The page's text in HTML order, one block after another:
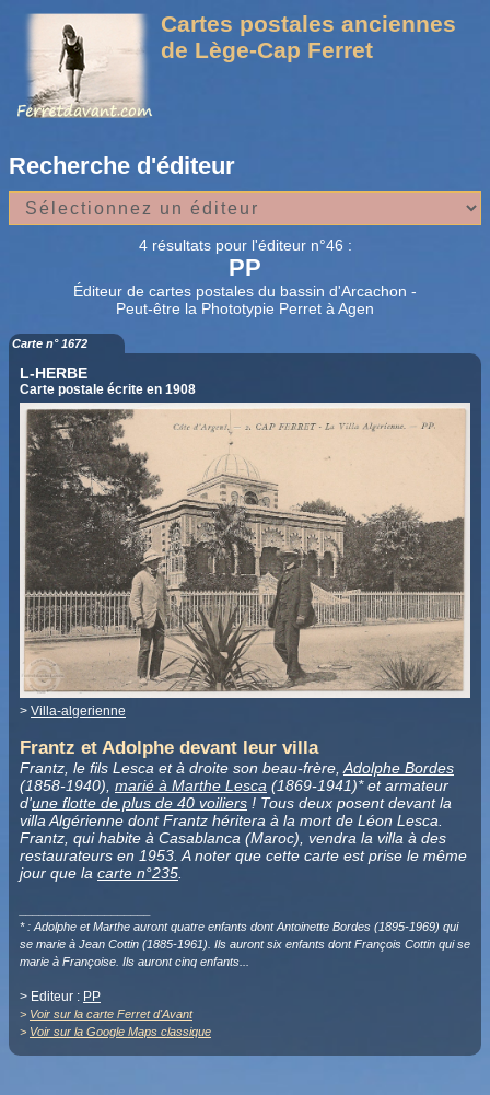
Cartes postales anciennes
de Lège-Cap Ferret
Recherche d'éditeur
4 résultats pour l'éditeur n°46 :
PP
Éditeur de cartes postales du bassin d'Arcachon -
Peut-être la Phototypie Perret à Agen
Carte n° 1672
L-HERBE
Carte postale écrite en 1908
> Villa-algerienne
Frantz et Adolphe devant leur villa
Frantz, le fils Lesca et à droite son beau-frère, Adolphe Bordes
(1858-1940), marié à Marthe Lesca (1869-1941)* et armateur
d'une flotte de plus de 40 voiliers ! Tous deux posent devant la
villa Algérienne dont Frantz héritera à la mort de Léon Lesca.
Frantz, qui habite à Casablanca (Maroc), vendra la villa à des
restaurateurs en 1953. A noter que cette carte est prise le même
jour que la carte n°235
* : Adolphe et Marthe auront quatre enfants dont Antoinette Bordes (1895-1969) qui
se marie à Jean Cottin (1885-1961). Ils auront six enfants dont François Cottin qui se
marie à Françoise. Ils auront cinq enfants...
> Editeur : PP
> Voir sur la carte Ferret d'Avant
> Voir sur la Google Maps classique